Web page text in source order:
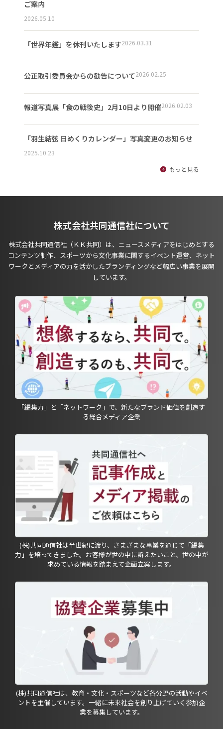
ご案内
2026.05.10
「世界年鑑」を休刊いたします2026.03.31
公正取引委員会からの勧告について2026.02.25
報道写真展「食の戦後史」2月10日より開催2026.02.03
「羽生結弦 日めくりカレンダー」写真変更のお知らせ
2025.10.23
もっと見る
株式会社共同通信社について
株式会社共同通信社（ＫＫ共同）は、ニュースメディアをはじめとする
コンテンツ制作、スポーツから文化事業に関するイベント運営、ネット
ワークとメディアの力を活かしたブランディングなど幅広い事業を展開
しています。
「編集力」と「ネットワーク」で、新たなブランド価値を創造す
る総合メディア企業
(株)共同通信社は半世紀に渡り、さまざまな事業を通じて「編集
力」を培ってきました。お客様が世の中に訴えたいこと、世の中が
求めている情報を踏まえて企画立案します。
(株)共同通信社は、教育・文化・スポーツなど各分野の活動やイベ
ントを主催しています。一緒に未来社会を創り上げていく参加企
業を募集しています。